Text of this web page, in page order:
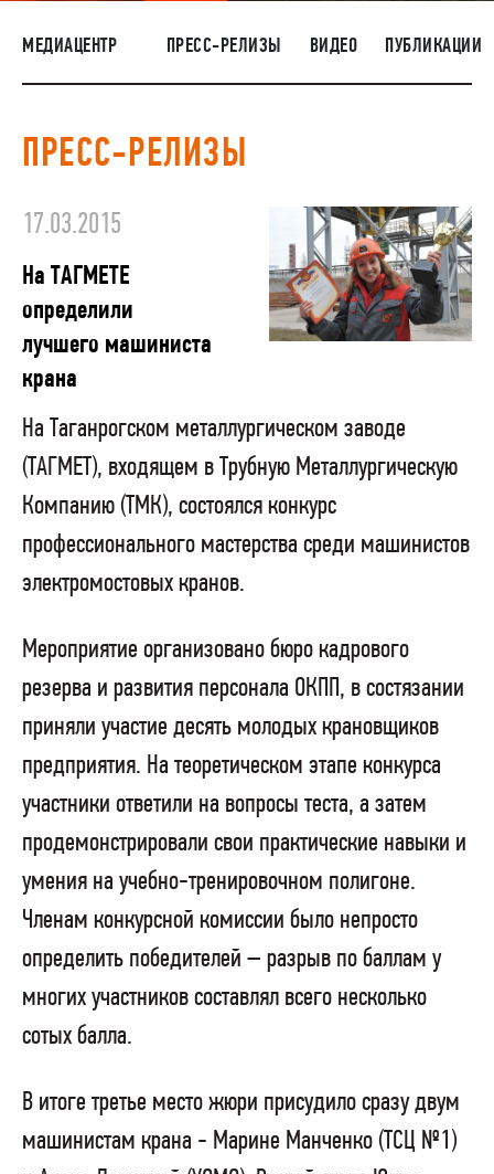
НАШИ ЛЮДИ
ОКРУЖАЮЩАЯ СРЕДА
ЗАКУПКИ
МЕДИАЦЕНТР ПРЕСС-РЕЛИЗЫ ВИДЕО ПУБЛИКАЦИИ
ПРЕСС-РЕЛИЗЫ
17.03.2015
На ТАГМЕТЕ
определили
лучшего машиниста
крана
На Таганрогском металлургическом заводе
(ТАГМЕТ), входящем в Трубную Металлургическую
Компанию (ТМК), состоялся конкурс
профессионального мастерства среди машинистов
электромостовых кранов.
Мероприятие организовано бюро кадрового
резерва и развития персонала ОКПП, в состязании
приняли участие десять молодых крановщиков
предприятия. На теоретическом этапе конкурса
участники ответили на вопросы теста, а затем
продемонстрировали свои практические навыки и
умения на учебно-тренировочном полигоне.
Членам конкурсной комиссии было непросто
определить победителей – разрыв по баллам у
многих участников составлял всего несколько
сотых балла.
В итоге третье место жюри присудило сразу двум
машинистам крана - Марине Манченко (ТСЦ №1)